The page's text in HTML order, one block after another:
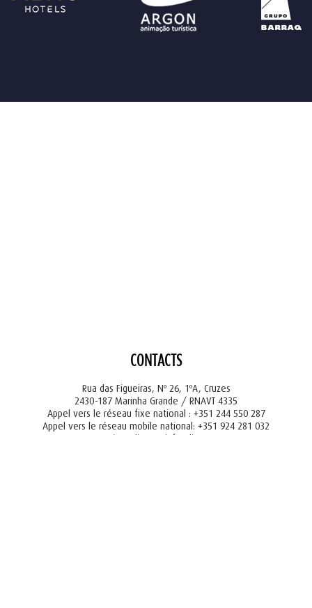
CONTACTS
Rua das Figueiras, Nº 26, 1ºA, Cruzes
2430-187 Marinha Grande / RNAVT 4335
Appel vers le réseau fixe national : +351 244 550 287
Appel vers le réseau mobile national: +351 924 281 032
tourism@liger.pt
info@liger.pt